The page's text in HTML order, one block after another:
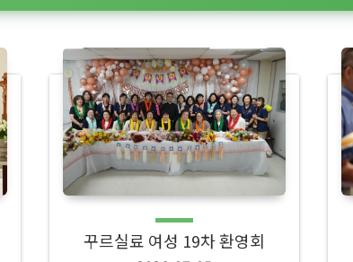
꾸르실료 여성 19차 환영회